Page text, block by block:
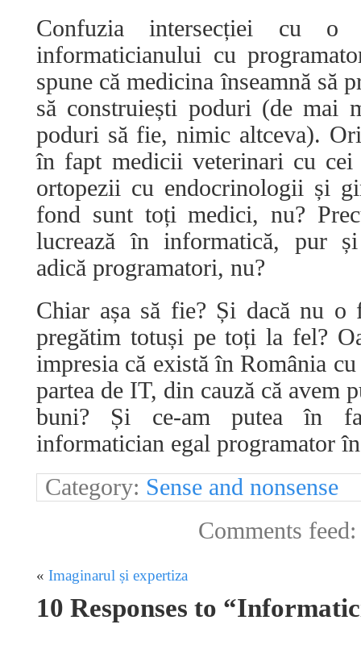
Confuzia intersecției cu
informaticianului cu
spune că medicina înseamnă să
să construiești poduri (de mai
poduri să fie, nimic altceva).
în fapt medicii veterinari cu
ortopezii cu endocrinologii și
fond sunt toți medici, nu?
lucrează în informatică, pur
adică programatori, nu?
Chiar așa să fie? Și dacă nu o
pregătim totuși pe toți la fel?
impresia că există în România
partea de IT, din cauză că avem
buni? Și ce-am putea în
informatician egal programator
Category: Sense and nonsense
Comments
« Imaginarul și expertiza
10 Responses to